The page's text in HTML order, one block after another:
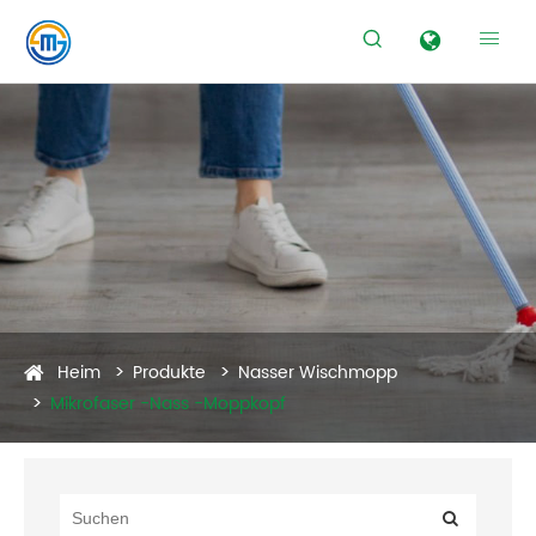
 
Heim Produkte
Nasser Wischmopp
Mikrofaser -Nass -Moppkopf